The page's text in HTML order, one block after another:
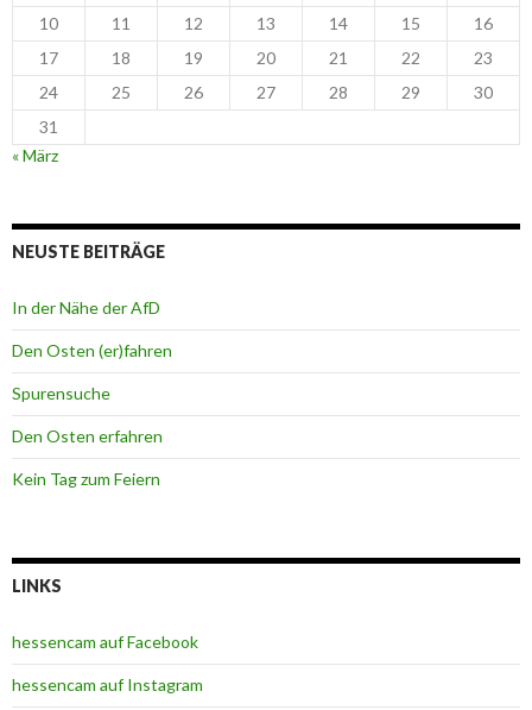
10
11 12 13 14 15
16
17
18 19 20 21 22
23
24
25 26 27 28 29
30
31
« März
NEUSTE BEITRÄGE
In der Nähe der AfD
Den Osten (er)fahren
Spurensuche
Den Osten erfahren
Kein Tag zum Feiern
LINKS
hessencam auf Facebook
hessencam auf Instagram